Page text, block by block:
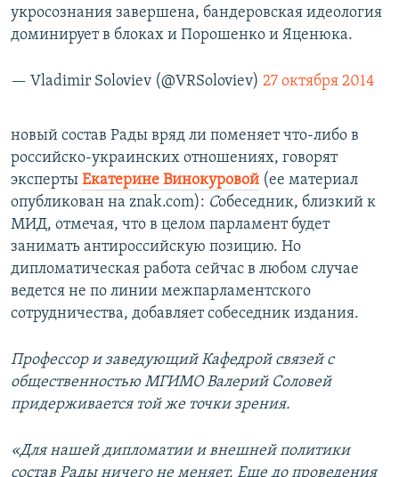
укросознания завершена, бандеровская идеология
доминирует в блоках и Порошенко и Яценюка.
— Vladimir Soloviev (@VRSoloviev) 27 октября 2014
новый состав Рады вряд ли поменяет что-либо в
российско-украинских отношениях, говорят
эксперты Екатерине Винокуровой (ее материал
опубликован на znak.com): Cобеседник, близкий к
МИД, отмечая, что в целом парламент будет
занимать антироссийскую позицию. Но
дипломатическая работа сейчас в любом случае
ведется не по линии межпарламентского
сотрудничества, добавляет собеседник издания.
Профессор и заведующий Кафедрой связей с
общественностью МГИМО Валерий Соловей
придерживается той же точки зрения.
«Для нашей дипломатии и внешней политики
состав Рады ничего не меняет. Еще до проведения